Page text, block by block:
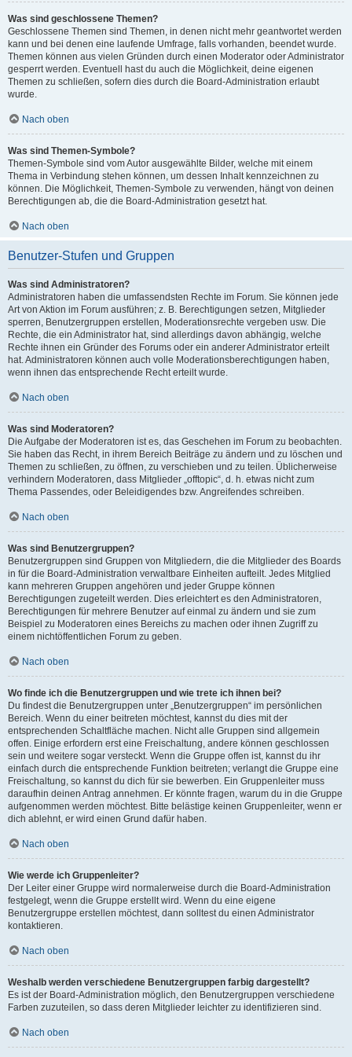
Was sind geschlossene Themen?
Geschlossene Themen sind Themen, in denen nicht mehr geantwortet werden
kann und bei denen eine laufende Umfrage, falls vorhanden, beendet wurde.
Themen können aus vielen Gründen durch einen Moderator oder Administrator
gesperrt werden. Eventuell hast du auch die Möglichkeit, deine eigenen
Themen zu schließen, sofern dies durch die Board-Administration erlaubt
wurde.
Nach oben
Was sind Themen-Symbole?
Themen-Symbole sind vom Autor ausgewählte Bilder, welche mit einem
Thema in Verbindung stehen können, um dessen Inhalt kennzeichnen zu
können. Die Möglichkeit, Themen-Symbole zu verwenden, hängt von deinen
Berechtigungen ab, die die Board-Administration gesetzt hat.
Nach oben
Benutzer-Stufen und Gruppen
Was sind Administratoren?
Administratoren haben die umfassendsten Rechte im Forum. Sie können jede
Art von Aktion im Forum ausführen; z. B. Berechtigungen setzen, Mitglieder
sperren, Benutzergruppen erstellen, Moderationsrechte vergeben usw. Die
Rechte, die ein Administrator hat, sind allerdings davon abhängig, welche
Rechte ihnen ein Gründer des Forums oder ein anderer Administrator erteilt
hat. Administratoren können auch volle Moderationsberechtigungen haben,
wenn ihnen das entsprechende Recht erteilt wurde.
Nach oben
Was sind Moderatoren?
Die Aufgabe der Moderatoren ist es, das Geschehen im Forum zu beobachten.
Sie haben das Recht, in ihrem Bereich Beiträge zu ändern und zu löschen und
Themen zu schließen, zu öffnen, zu verschieben und zu teilen. Üblicherweise
verhindern Moderatoren, dass Mitglieder „offtopic“, d. h. etwas nicht zum
Thema Passendes, oder Beleidigendes bzw. Angreifendes schreiben.
Nach oben
Was sind Benutzergruppen?
Benutzergruppen sind Gruppen von Mitgliedern, die die Mitglieder des Boards
in für die Board-Administration verwaltbare Einheiten aufteilt. Jedes Mitglied
kann mehreren Gruppen angehören und jeder Gruppe können
Berechtigungen zugeteilt werden. Dies erleichtert es den Administratoren,
Berechtigungen für mehrere Benutzer auf einmal zu ändern und sie zum
Beispiel zu Moderatoren eines Bereichs zu machen oder ihnen Zugriff zu
einem nichtöffentlichen Forum zu geben.
Nach oben
Wo finde ich die Benutzergruppen und wie trete ich ihnen bei?
Du findest die Benutzergruppen unter „Benutzergruppen“ im persönlichen
Bereich. Wenn du einer beitreten möchtest, kannst du dies mit der
entsprechenden Schaltfläche machen. Nicht alle Gruppen sind allgemein
offen. Einige erfordern erst eine Freischaltung, andere können geschlossen
sein und weitere sogar versteckt. Wenn die Gruppe offen ist, kannst du ihr
einfach durch die entsprechende Funktion beitreten; verlangt die Gruppe eine
Freischaltung, so kannst du dich für sie bewerben. Ein Gruppenleiter muss
daraufhin deinen Antrag annehmen. Er könnte fragen, warum du in die Gruppe
aufgenommen werden möchtest. Bitte belästige keinen Gruppenleiter, wenn er
dich ablehnt, er wird einen Grund dafür haben.
Nach oben
Wie werde ich Gruppenleiter?
Der Leiter einer Gruppe wird normalerweise durch die Board-Administration
festgelegt, wenn die Gruppe erstellt wird. Wenn du eine eigene
Benutzergruppe erstellen möchtest, dann solltest du einen Administrator
kontaktieren.
Nach oben
Weshalb werden verschiedene Benutzergruppen farbig dargestellt?
Es ist der Board-Administration möglich, den Benutzergruppen verschiedene
Farben zuzuteilen, so dass deren Mitglieder leichter zu identifizieren sind.
Nach oben